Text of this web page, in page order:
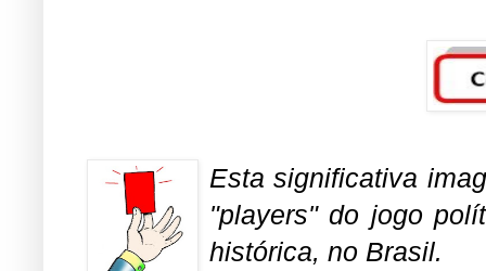
Esta significativa
"players" do jogo
histórica, no Brasil.